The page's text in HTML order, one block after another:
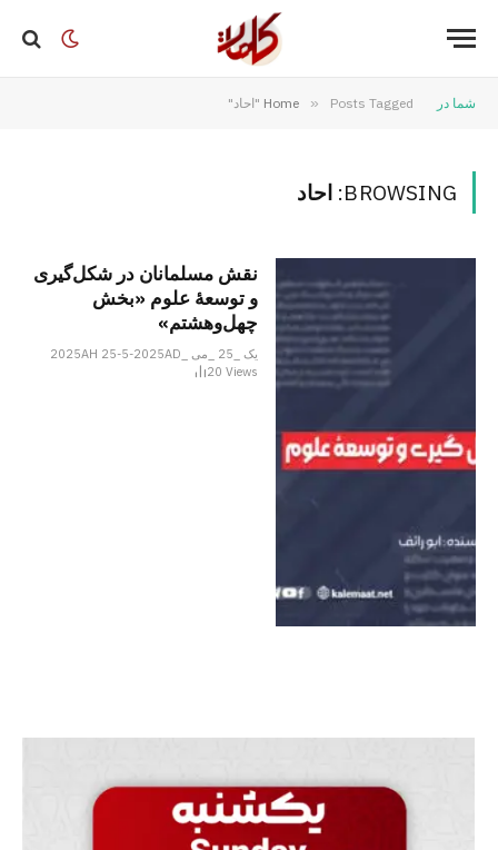
شما در Home » Posts Tagged "احاد"
BROWSING: احاد
نقش مسلمانان در شکل‌گیری
و توسعۀ علوم «بخش
چهل‌وهشتم»
یک _25 _می _2025AH 25-5-2025AD
20Views